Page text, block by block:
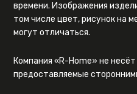
времени. Изображения
том числе цвет, рисунок на
могут отличаться.
Компания «R-Home» не
предоставляемые